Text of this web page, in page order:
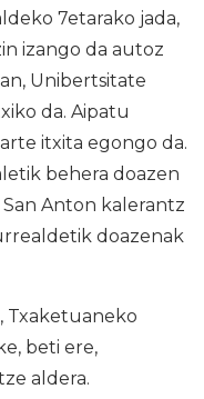
7etarako jada,
izango da autoz
Unibertsitate
da. Aipatu
itxita egongo da.
behera doazen
Anton kalerantz
doazenak
Txaketuaneko
beti ere,
aldera.